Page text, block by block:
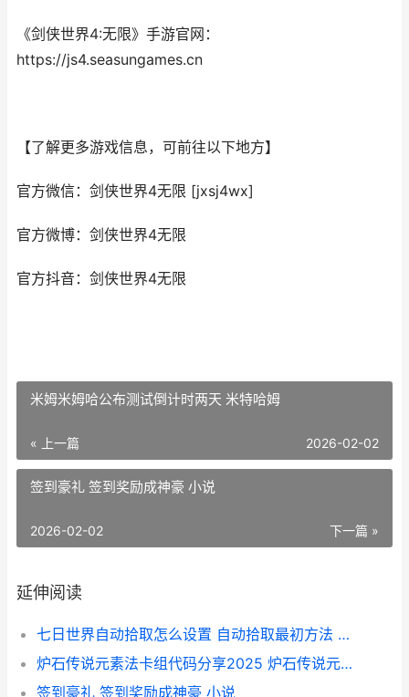
《剑侠世界4:无限》手游官网：
https://js4.seasungames.cn
【了解更多游戏信息，可前往以下地方】
官方微信：剑侠世界4无限 [jxsj4wx]
官方微博：剑侠世界4无限
官方抖音：剑侠世界4无限
米姆米姆哈公布测试倒计时两天 米特哈姆
« 上一篇 2026-02-02
签到豪礼 签到奖励成神豪 小说
下一篇 »
2026-02-02
延伸阅读
七日世界自动拾取怎么设置 自动拾取最初方法 七日杀随机世界
炉石传说元素法卡组代码分享2025 炉石传说元素法卡组
签到豪礼 签到奖励成神豪 小说